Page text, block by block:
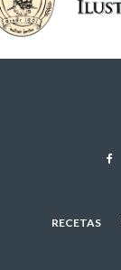
RECETAS